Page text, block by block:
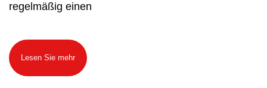
regelmäßig einen
Lesen Sie mehr